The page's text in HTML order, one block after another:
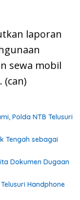
laporan
sewa mobil
(can)
Polda NTB Telusuri
Tengah sebagai
Dokumen Dugaan
Handphone